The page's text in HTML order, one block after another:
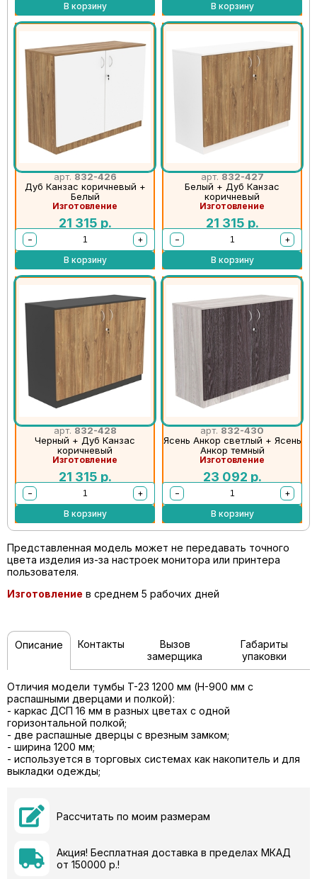
В корзину
В корзину
арт.832-426
Дуб Канзас коричневый +
Белый
Изготовление
21 315 р.
−
+
В корзину
арт.832-427
Белый + Дуб Канзас
коричневый
Изготовление
21 315 р.
−
+
В корзину
арт.832-428
Черный + Дуб Канзас
коричневый
Изготовление
21 315 р.
−
+
В корзину
арт.832-430
Ясень Анкор светлый + Ясень
Анкор темный
Изготовление
23 092 р.
−
+
В корзину
Представленная модель может не передавать точного
цвета изделия из-за настроек монитора или принтера
пользователя.
Изготовление в среднем 5 рабочих дней
Описание Контакты
Вызов
замерщика
Габариты
упаковки
Отличия модели тумбы T-23 1200 мм (H-900 мм c
распашными дверцами и полкой):
- каркас ДСП 16 мм в разных цветах с одной
горизонтальной полкой;
- две распашные дверцы с врезным замком;
- ширина 1200 мм;
- используется в торговых системах как накопитель и для
выкладки одежды;
Рассчитать по моим размерам
Акция! Бесплатная доставка в пределах МКАД
от 150000 р.!